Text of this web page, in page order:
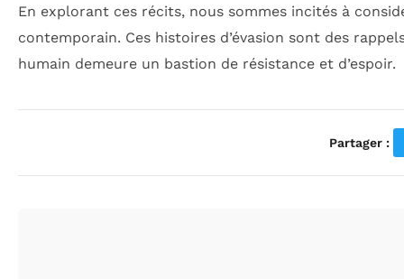
En explorant ces récits, nous sommes incités à
contemporain. Ces histoires d’évasion sont des
humain demeure un bastion de résistance et d’espoir.
Partager :